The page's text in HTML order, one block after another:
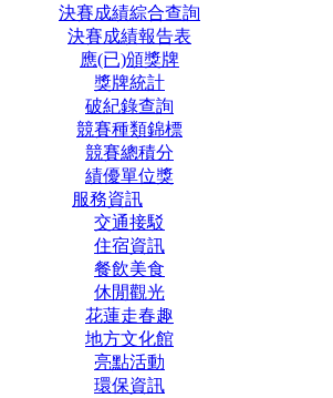
決賽成績綜合查詢
決賽成績報告表
應(已)頒獎牌
獎牌統計
破紀錄查詢
競賽種類錦標
競賽總積分
績優單位獎
服務資訊
交通接駁
住宿資訊
餐飲美食
休閒觀光
花蓮走春趣
地方文化館
亮點活動
環保資訊